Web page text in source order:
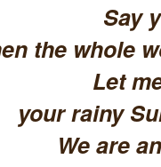
Say
the whole
Let
your rainy
We are